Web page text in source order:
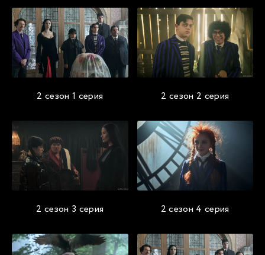
2 сезон 1 серия 2 сезон 2 серия
2 сезон 3 серия 2 сезон 4 серия